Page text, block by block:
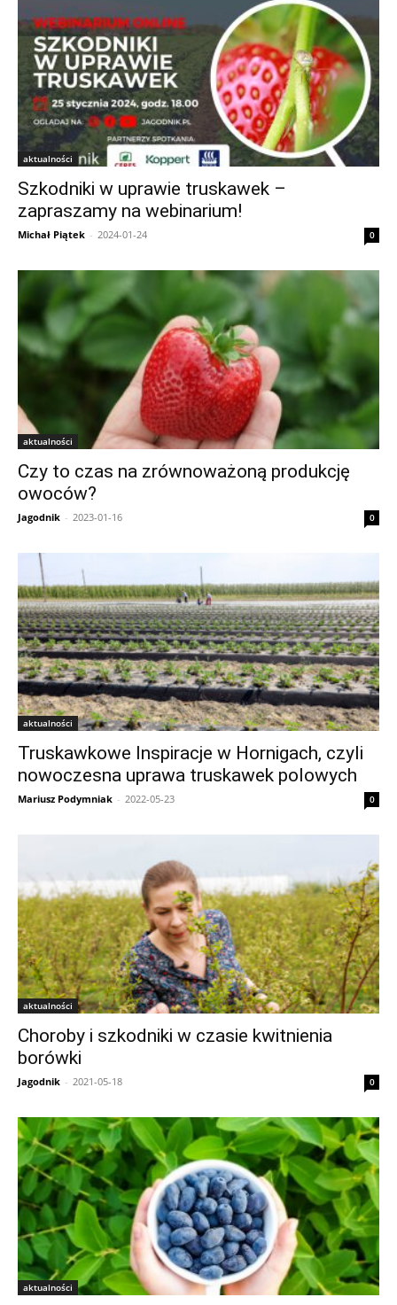
aktualności
Szkodniki w uprawie truskawek –
zapraszamy na webinarium!
Michał Piątek - 2024-01-24 0
aktualności
Czy to czas na zrównoważoną produkcję
owoców?
Jagodnik - 2023-01-16 0
aktualności
Truskawkowe Inspiracje w Hornigach, czyli
nowoczesna uprawa truskawek polowych
Mariusz Podymniak - 2022-05-23 0
aktualności
Choroby i szkodniki w czasie kwitnienia
borówki
Jagodnik - 2021-05-18 0
aktualności